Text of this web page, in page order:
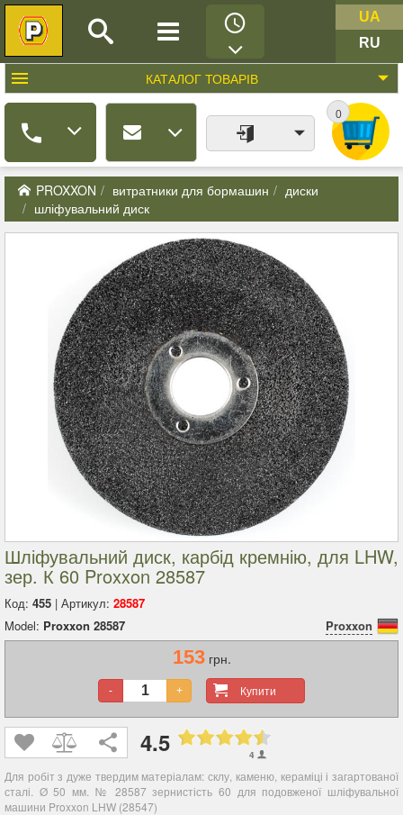
UA
RU
КАТАЛОГ ТОВАРІВ
0
PROXXON витратники для бормашин
диски
шліфувальний диск
Шліфувальний диск, карбід кремнію, для LHW,
зер. К 60 Proxxon 28587
Код: 455 | Артикул: 28587
Model: Proxxon 28587 Proxxon
153грн.
Купити
- +
4.5 4
Для робіт з дуже твердим матеріалам: склу, каменю, кераміці і загартованої
сталі. Ø 50 мм. № 28587 зернистість 60 для подовженої шліфувальної
машини Proxxon LHW (28547)